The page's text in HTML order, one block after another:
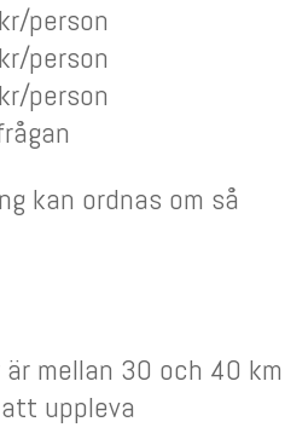
person
person
person
kan ordnas om så
mellan 30 och 40
uppleva